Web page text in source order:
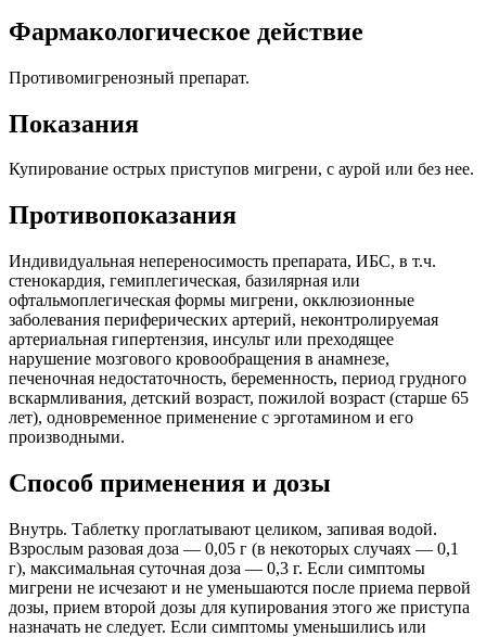
Фармакологическое действие
Противомигренозный препарат.
Показания
Купирование острых приступов мигрени, с аурой или без нее.
Противопоказания
Индивидуальная непереносимость препарата, ИБС, в т.ч.
стенокардия, гемиплегическая, базилярная или
офтальмоплегическая формы мигрени, окклюзионные
заболевания периферических артерий, неконтролируемая
артериальная гипертензия, инсульт или преходящее
нарушение мозгового кровообращения в анамнезе,
печеночная недостаточность, беременность, период грудного
вскармливания, детский возраст, пожилой возраст (старше 65
лет), одновременное применение с эрготамином и его
производными.
Способ применения и дозы
Внутрь. Таблетку проглатывают целиком, запивая водой.
Взрослым разовая доза — 0,05 г (в некоторых случаях — 0,1
г), максимальная суточная доза — 0,3 г. Если симптомы
мигрени не исчезают и не уменьшаются после приема первой
дозы, прием второй дозы для купирования этого же приступа
назначать не следует. Если симптомы уменьшились или